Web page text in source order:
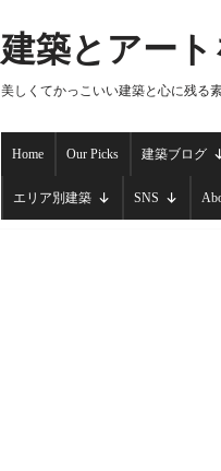
建築とアー
美しくてかっこいい建築と心に残る
Home Our Picks 建築ブログ
エリア別建築 SNS